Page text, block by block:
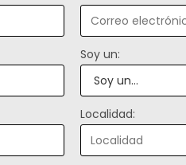
Soy un:
Localidad: